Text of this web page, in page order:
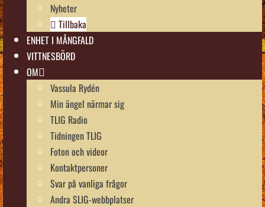
Nyheter
Tillbaka
ENHET I MÅNGFALD
VITTNESBÖRD
OM
Vassula Rydén
Min ängel närmar sig
TLIG Radio
Tidningen TLIG
Foton och videor
Kontaktpersoner
Svar på vanliga frågor
Andra SLIG-webbplatser